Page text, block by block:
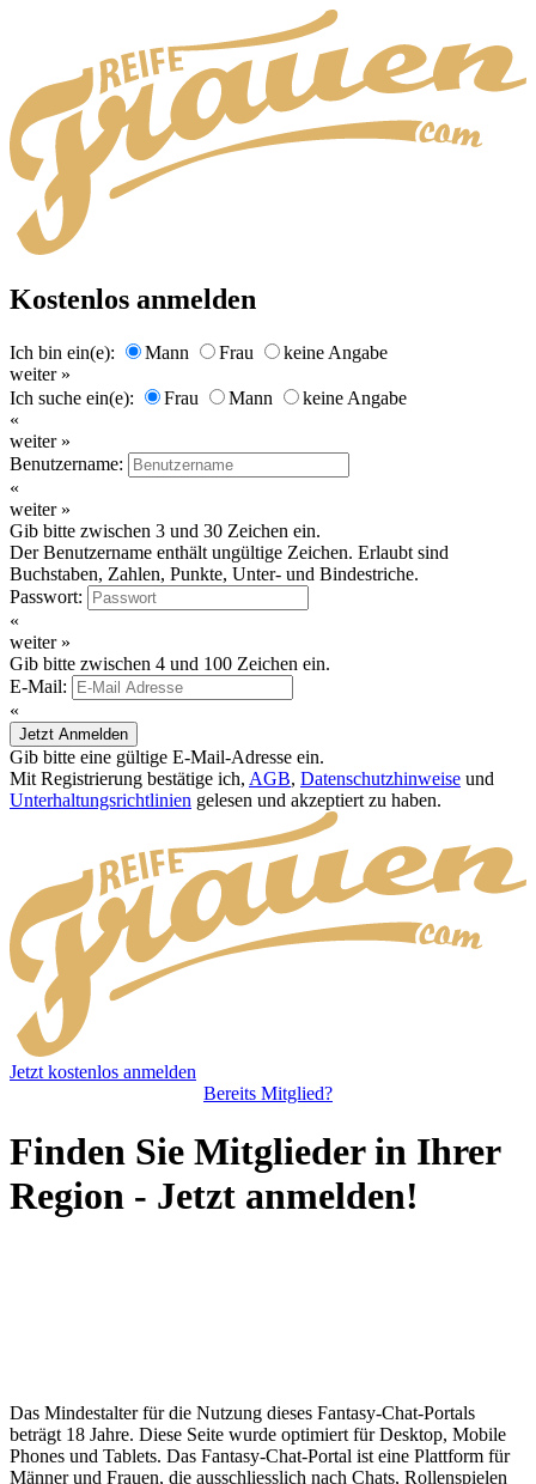
Kostenlos anmelden
Ich bin ein(e): Mann Frau
keine Angabe
weiter »
Ich suche ein(e):
Frau Mann
keine Angabe
«
weiter »
Benutzername:
«
weiter »
Gib bitte zwischen 3 und 30 Zeichen ein.
Der Benutzername enthält ungültige Zeichen. Erlaubt sind
Buchstaben, Zahlen, Punkte, Unter- und Bindestriche.
Passwort:
«
weiter »
Gib bitte zwischen 4 und 100 Zeichen ein.
E-Mail:
«
Jetzt Anmelden
Gib bitte eine gültige E-Mail-Adresse ein.
Mit Registrierung bestätige ich, AGB, Datenschutzhinweise und
Unterhaltungsrichtlinien gelesen und akzeptiert zu haben.
Jetzt kostenlos anmelden
Bereits Mitglied?
Finden Sie Mitglieder in Ihrer
Region - Jetzt anmelden!
Das Mindestalter für die Nutzung dieses Fantasy-Chat-Portals
beträgt 18 Jahre. Diese Seite wurde optimiert für Desktop, Mobile
Phones und Tablets. Das Fantasy-Chat-Portal ist eine Plattform für
Männer und Frauen, die ausschliesslich nach Chats, Rollenspielen